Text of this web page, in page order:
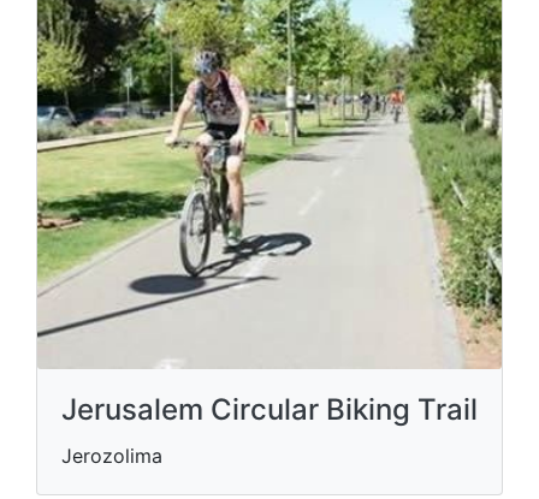
Jerusalem Circular Biking Trail
Jerozolima